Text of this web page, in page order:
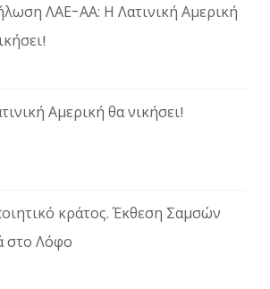
ΛΑΕ-ΑΑ: Η Λατινική Αμερική
Αμερική θα νικήσει!
κράτος. Έκθεση Σαμσών
στο Λόφο